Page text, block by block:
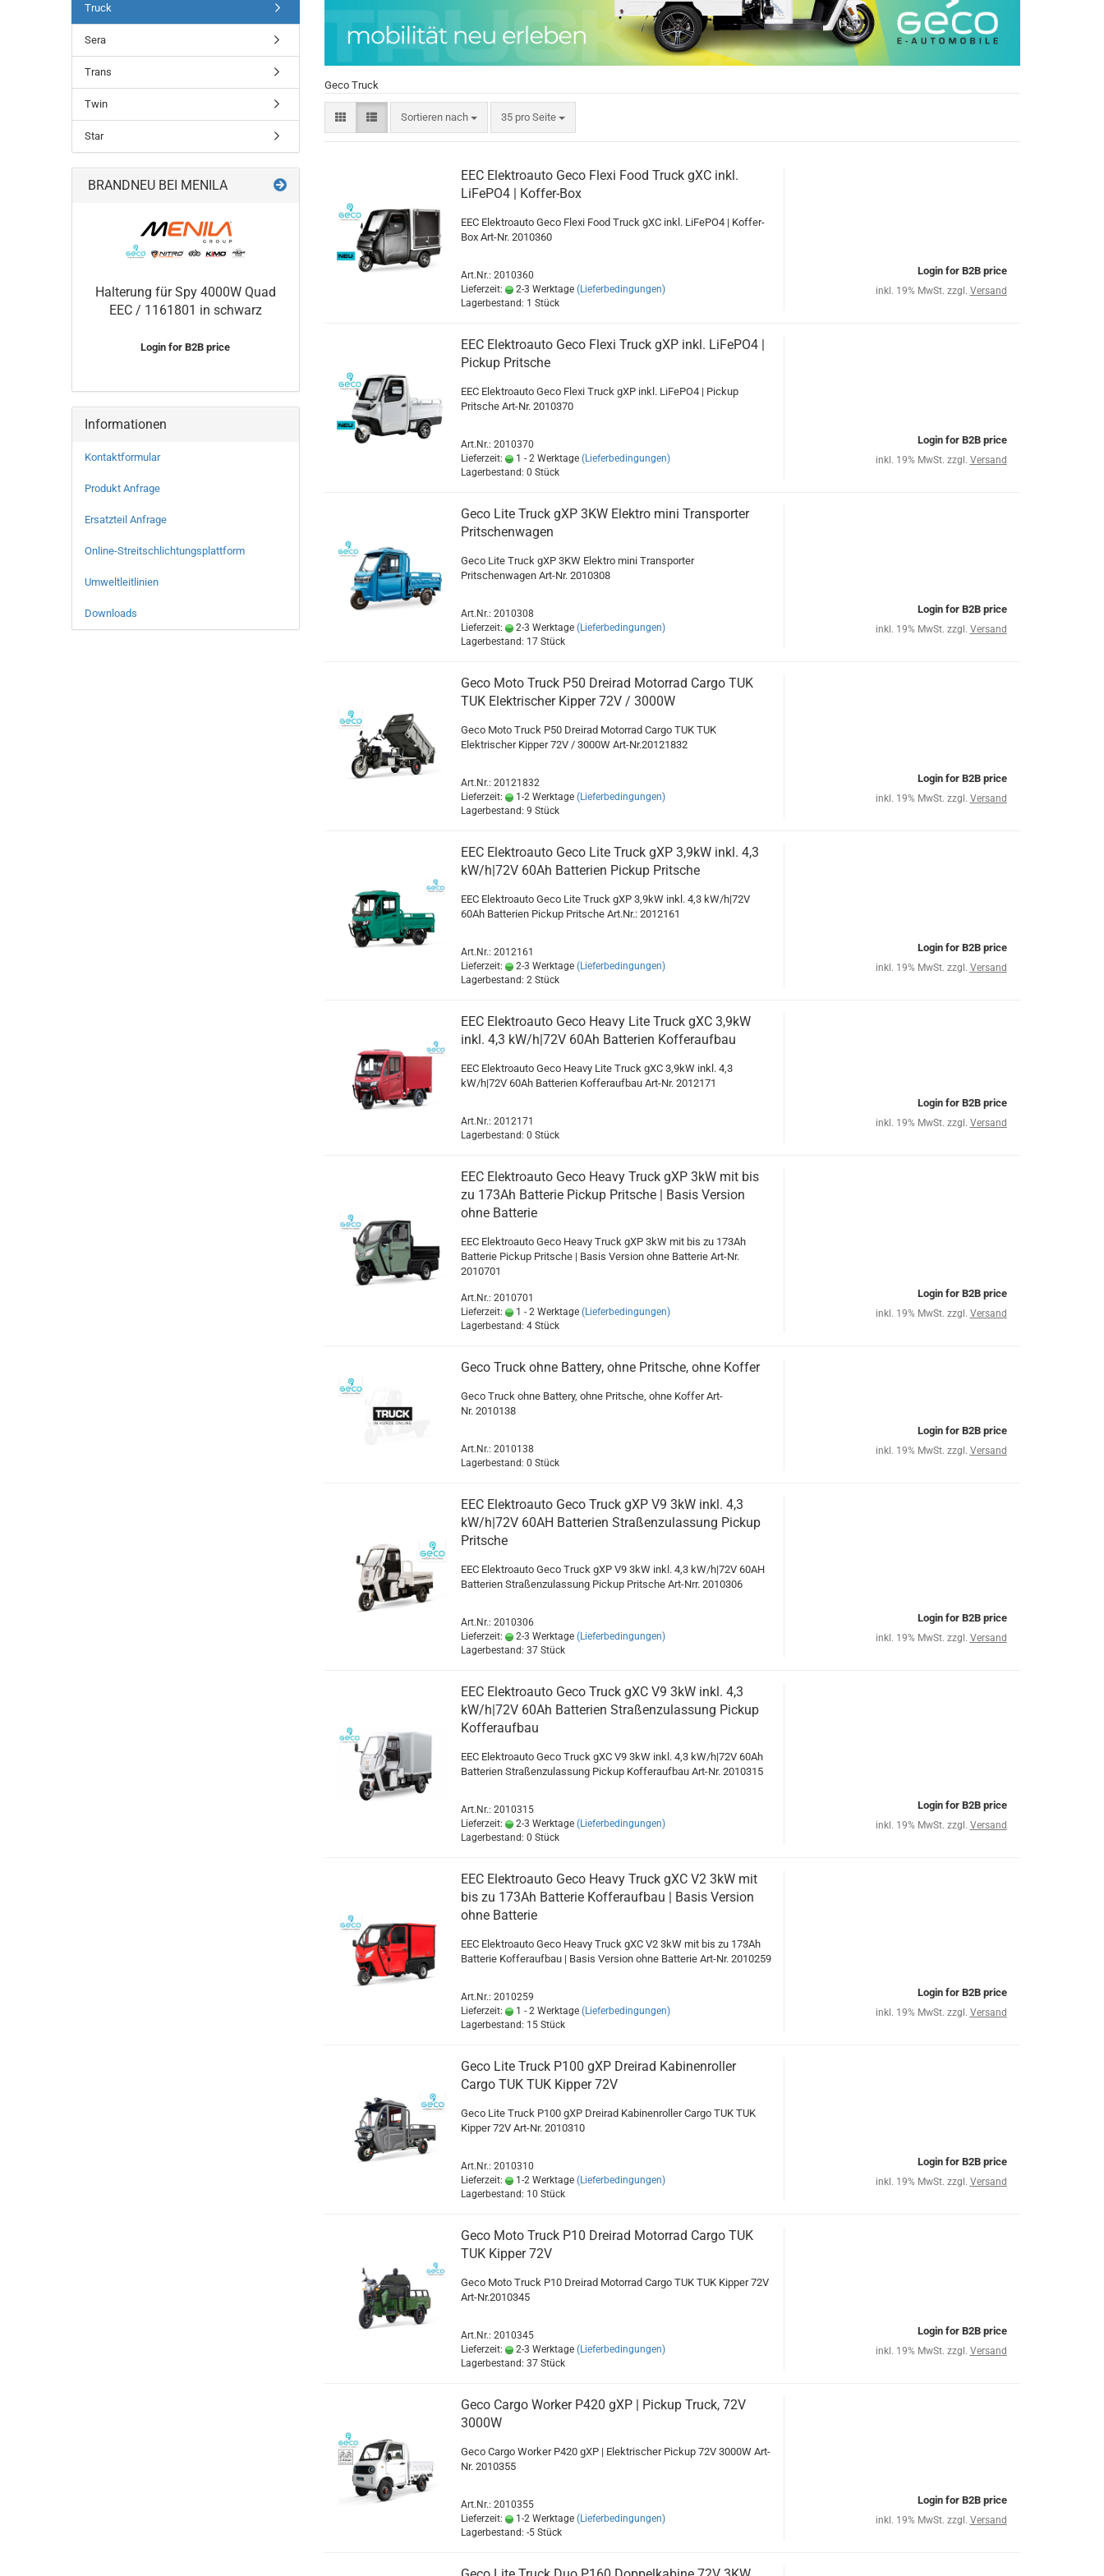
Geco Truck
Sortieren nach 35 pro Seite
EEC Elektroauto Geco Flexi Food Truck gXC inkl.
LiFePO4 | Koffer-Box
EEC Elektroauto Geco Flexi Food Truck gXC inkl. LiFePO4 | Koffer-
Box Art-Nr. 2010360
Art.Nr.: 2010360
Lieferzeit:
2-3 Werktage (Lieferbedingungen)
Lagerbestand: 1 Stück
Login for B2B price
inkl. 19% MwSt. zzgl. Versand
EEC Elektroauto Geco Flexi Truck gXP inkl. LiFePO4 |
Pickup Pritsche
EEC Elektroauto Geco Flexi Truck gXP inkl. LiFePO4 | Pickup
Pritsche Art-Nr. 2010370
Art.Nr.: 2010370
Lieferzeit:
1 - 2 Werktage (Lieferbedingungen)
Lagerbestand: 0 Stück
Login for B2B price
inkl. 19% MwSt. zzgl. Versand
Geco Lite Truck gXP 3KW Elektro mini Transporter
Pritschenwagen
Geco Lite Truck gXP 3KW Elektro mini Transporter
Pritschenwagen Art-Nr. 2010308
Art.Nr.: 2010308
Lieferzeit:
2-3 Werktage (Lieferbedingungen)
Lagerbestand: 17 Stück
Login for B2B price
inkl. 19% MwSt. zzgl. Versand
Geco Moto Truck P50 Dreirad Motorrad Cargo TUK
TUK Elektrischer Kipper 72V / 3000W
Geco Moto Truck P50 Dreirad Motorrad Cargo TUK TUK
Elektrischer Kipper 72V / 3000W Art-Nr.20121832
Art.Nr.: 20121832
Lieferzeit:
1-2 Werktage (Lieferbedingungen)
Lagerbestand: 9 Stück
Login for B2B price
inkl. 19% MwSt. zzgl. Versand
EEC Elektroauto Geco Lite Truck gXP 3,9kW inkl. 4,3
kW/h|72V 60Ah Batterien Pickup Pritsche
EEC Elektroauto Geco Lite Truck gXP 3,9kW inkl. 4,3 kW/h|72V
60Ah Batterien Pickup Pritsche Art.Nr.: 2012161
Art.Nr.: 2012161
Lieferzeit:
2-3 Werktage (Lieferbedingungen)
Lagerbestand: 2 Stück
Login for B2B price
inkl. 19% MwSt. zzgl. Versand
EEC Elektroauto Geco Heavy Lite Truck gXC 3,9kW
inkl. 4,3 kW/h|72V 60Ah Batterien Kofferaufbau
EEC Elektroauto Geco Heavy Lite Truck gXC 3,9kW inkl. 4,3
kW/h|72V 60Ah Batterien Kofferaufbau Art-Nr. 2012171
Art.Nr.: 2012171
Lagerbestand: 0 Stück
Login for B2B price
inkl. 19% MwSt. zzgl. Versand
EEC Elektroauto Geco Heavy Truck gXP 3kW mit bis
zu 173Ah Batterie Pickup Pritsche | Basis Version
ohne Batterie
EEC Elektroauto Geco Heavy Truck gXP 3kW mit bis zu 173Ah
Batterie Pickup Pritsche | Basis Version ohne Batterie Art-Nr.
2010701
Art.Nr.: 2010701
Lieferzeit:
1 - 2 Werktage (Lieferbedingungen)
Lagerbestand: 4 Stück
Login for B2B price
inkl. 19% MwSt. zzgl. Versand
Geco Truck ohne Battery, ohne Pritsche, ohne Koffer
Geco Truck ohne Battery, ohne Pritsche, ohne Koffer Art-
Nr. 2010138
Art.Nr.: 2010138
Lagerbestand: 0 Stück
Login for B2B price
inkl. 19% MwSt. zzgl. Versand
EEC Elektroauto Geco Truck gXP V9 3kW inkl. 4,3
kW/h|72V 60AH Batterien Straßenzulassung Pickup
Pritsche
EEC Elektroauto Geco Truck gXP V9 3kW inkl. 4,3 kW/h|72V 60AH
Batterien Straßenzulassung Pickup Pritsche Art-Nrr. 2010306
Art.Nr.: 2010306
Lieferzeit:
2-3 Werktage (Lieferbedingungen)
Lagerbestand: 37 Stück
Login for B2B price
inkl. 19% MwSt. zzgl. Versand
EEC Elektroauto Geco Truck gXC V9 3kW inkl. 4,3
kW/h|72V 60Ah Batterien Straßenzulassung Pickup
Kofferaufbau
EEC Elektroauto Geco Truck gXC V9 3kW inkl. 4,3 kW/h|72V 60Ah
Batterien Straßenzulassung Pickup Kofferaufbau Art-Nr. 2010315
Art.Nr.: 2010315
Lieferzeit:
2-3 Werktage (Lieferbedingungen)
Lagerbestand: 0 Stück
Login for B2B price
inkl. 19% MwSt. zzgl. Versand
EEC Elektroauto Geco Heavy Truck gXC V2 3kW mit
bis zu 173Ah Batterie Kofferaufbau | Basis Version
ohne Batterie
EEC Elektroauto Geco Heavy Truck gXC V2 3kW mit bis zu 173Ah
Batterie Kofferaufbau | Basis Version ohne Batterie Art-Nr. 2010259
Art.Nr.: 2010259
Lieferzeit:
1 - 2 Werktage (Lieferbedingungen)
Lagerbestand: 15 Stück
Login for B2B price
inkl. 19% MwSt. zzgl. Versand
Geco Lite Truck P100 gXP Dreirad Kabinenroller
Cargo TUK TUK Kipper 72V
Geco Lite Truck P100 gXP Dreirad Kabinenroller Cargo TUK TUK
Kipper 72V Art-Nr. 2010310
Art.Nr.: 2010310
Lieferzeit:
1-2 Werktage (Lieferbedingungen)
Lagerbestand: 10 Stück
Login for B2B price
inkl. 19% MwSt. zzgl. Versand
Geco Moto Truck P10 Dreirad Motorrad Cargo TUK
TUK Kipper 72V
Geco Moto Truck P10 Dreirad Motorrad Cargo TUK TUK Kipper 72V
Art-Nr.2010345
Art.Nr.: 2010345
Lieferzeit:
2-3 Werktage (Lieferbedingungen)
Lagerbestand: 37 Stück
Login for B2B price
inkl. 19% MwSt. zzgl. Versand
Geco Cargo Worker P420 gXP | Pickup Truck, 72V
3000W
Geco Cargo Worker P420 gXP | Elektrischer Pickup 72V 3000W Art-
Nr. 2010355
Art.Nr.: 2010355
Lieferzeit:
1-2 Werktage (Lieferbedingungen)
Lagerbestand: -5 Stück
Login for B2B price
inkl. 19% MwSt. zzgl. Versand
Truck
Sera
Trans
Twin
Star
BRANDNEU BEI MENILA
Halterung für Spy 4000W Quad
EEC / 1161801 in schwarz
Login for B2B price
Informationen
Kontaktformular
Produkt Anfrage
Ersatzteil Anfrage
Online-Streitschlichtungsplattform
Umweltleitlinien
Downloads